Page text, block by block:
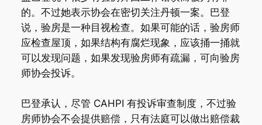
的。不过她表示协会在密切关注丹顿一案。巴登
说，验房是一种目视检查。如果可能的话，验房师
应检查屋顶，如果结构有腐烂现象，应该捅一捅就
可以发现问题，如果发现验房师有疏漏，可向验房
师协会投诉。
巴登承认，尽管 CAHPI 有投诉审查制度，不过验
房师协会不会提供赔偿，只有法庭可以做出赔偿裁